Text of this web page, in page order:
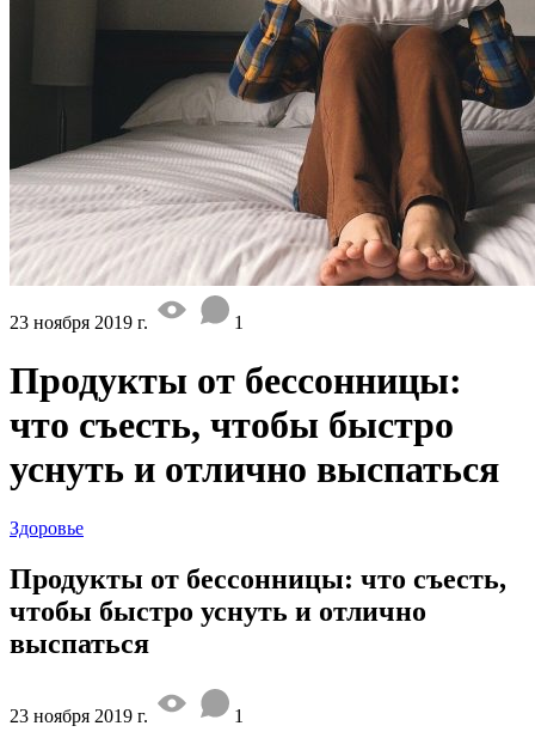
23 ноября 2019 г. 1
Продукты от бессонницы:
что съесть, чтобы быстро
уснуть и отлично выспаться
Здоровье
Продукты от бессонницы: что съесть,
чтобы быстро уснуть и отлично
выспаться
23 ноября 2019 г. 1